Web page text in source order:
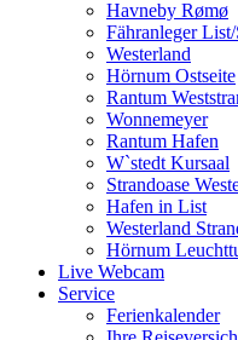
Havneby Rømø
Fähranleger
Westerland
Hörnum Ostseite
Rantum
Wonnemeyer
Rantum Hafen
W`stedt Kursaal
Strandoase
Hafen in List
Westerland
Hörnum
Live Webcam
Service
Ferienkalender